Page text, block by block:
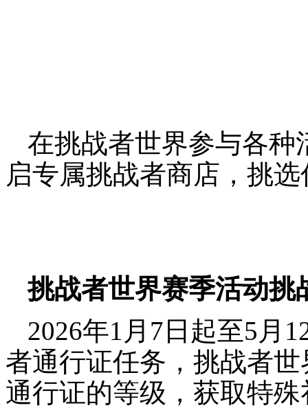
在挑战者世界参与各种
启专属挑战者商店，挑
挑战者世界赛季活动挑
2026年1月7日起至5月
者通行证任务，挑战者
通行证的等级，获取特殊